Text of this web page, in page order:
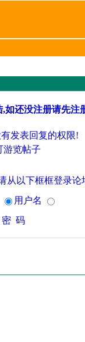
如还没注册请先注
发表回复的权限!
游览帖子
从以下框框登录论
用户名
密 码